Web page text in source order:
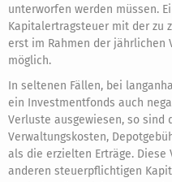
unterworfen werden müssen.
Kapitalertragsteuer mit der zu
erst im Rahmen der jährlichen
möglich.
In seltenen Fällen, bei
ein Investmentfonds auch
Verluste ausgewiesen, so sind
Verwaltungskosten,
als die erzielten Erträge.
anderen steuerpflichtigen